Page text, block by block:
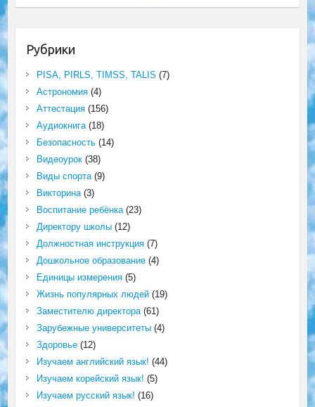
Рубрики
PISA, PIRLS, TIMSS, TALIS (7)
Астрономия(4)
Аттестация(156)
Аудиокнига(18)
Безопасность(14)
Видеоурок(38)
Виды спорта(9)
Викторина(3)
Воспитание ребёнка(23)
Директору школы(12)
Должностная инструкция(7)
Дошкольное образование(4)
Единицы измерения(5)
Жизнь популярных людей(19)
Заместителю директора(61)
Зарубежные университеты(4)
Здоровье(12)
Изучаем английский язык! (44)
Изучаем корейский язык! (5)
Изучаем русский язык! (16)